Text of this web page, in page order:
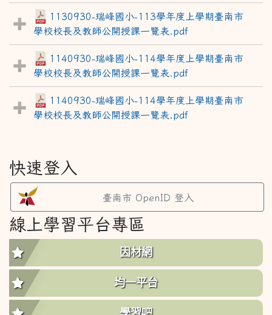
1130930-瑞峰國小-113學年度上學期臺南市
學校校長及教師公開授課一覽表.pdf
1140930-瑞峰國小-114學年度上學期臺南市
學校校長及教師公開授課一覽表.pdf
1140930-瑞峰國小-114學年度上學期臺南市
學校校長及教師公開授課一覽表.pdf
快速登入
臺南市 OpenID 登入
線上學習平台專區
因材網
均一平台